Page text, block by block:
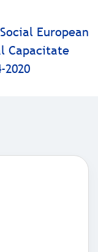
European
Capacitate